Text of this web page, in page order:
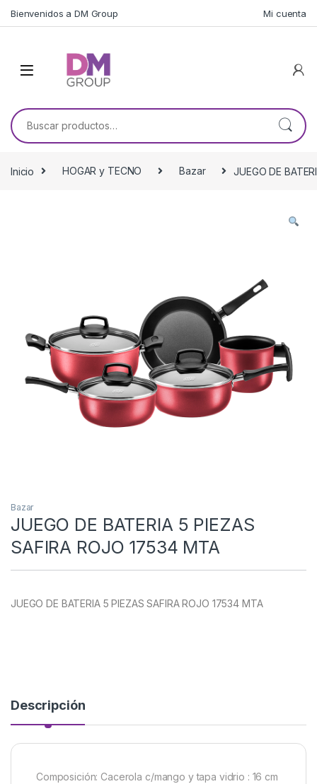
Bienvenidos a DM Group Mi cuenta
Buscar por:
Inicio HOGAR y TECNO Bazar JUEGO DE
Bazar
JUEGO DE BATERIA 5 PIEZAS
SAFIRA ROJO 17534 MTA
JUEGO DE BATERIA 5 PIEZAS SAFIRA ROJO 17534 MTA
Descripción
Composición: Cacerola c/mango y tapa vidrio : 16 cm